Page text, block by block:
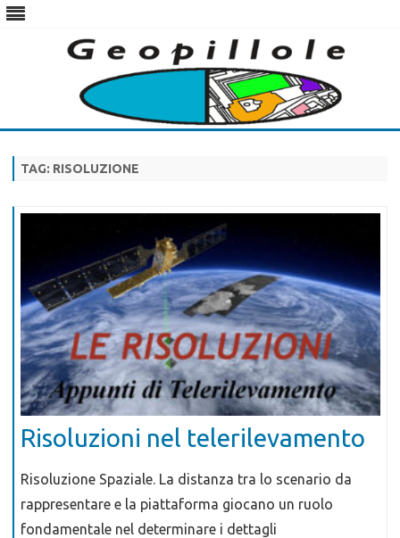
Skip
TAG: RISOLUZIONE
Risoluzioni nel telerilevamento
Risoluzione Spaziale. La distanza tra lo scenario da
rappresentare e la piattaforma giocano un ruolo
fondamentale nel determinare i dettagli